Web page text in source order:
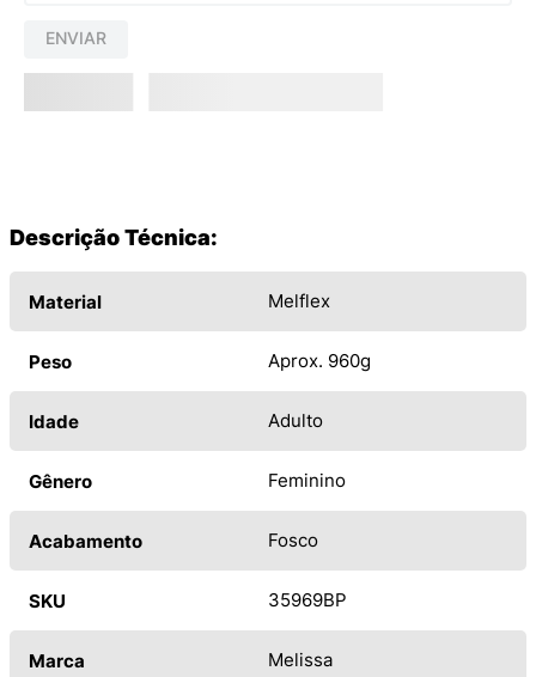
ENVIAR
Descrição Técnica:
Material Melflex
Peso Aprox. 960g
Idade Adulto
Gênero Feminino
Acabamento Fosco
SKU 35969BP
Marca Melissa